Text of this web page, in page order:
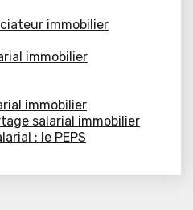
immobilier
immobilier
immobilier
salarial immobilier
: le PEPS